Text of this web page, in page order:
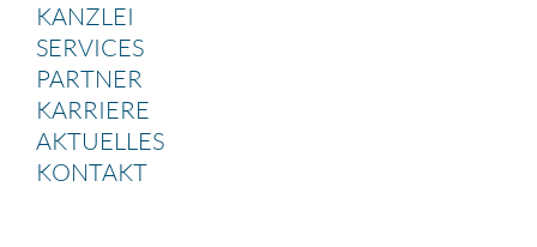
KANZLEI
SERVICES
PARTNER
KARRIERE
AKTUELLES
KONTAKT